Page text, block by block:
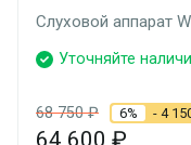
Слуховой аппарат
Уточняйте
68 750₽ 6% - 4